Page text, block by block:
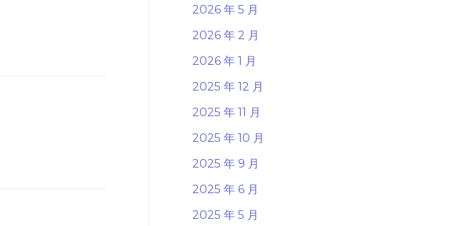
2026 年 5 月
2026 年 2 月
2026 年 1 月
2025 年 12 月
2025 年 11 月
2025 年 10 月
2025 年 9 月
2025 年 6 月
2025 年 5 月